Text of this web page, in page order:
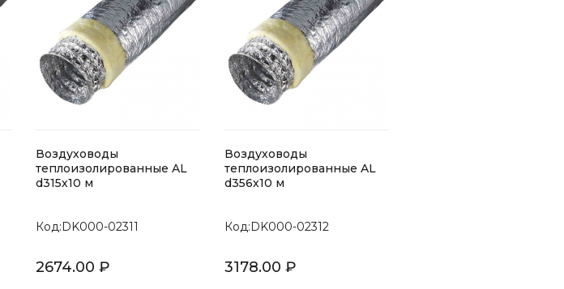
Воздуховоды
теплоизолированные AL
d315х10 м
Код:DK000-02311
2674.00 ₽
Воздуховоды
теплоизолированные AL
d356х10 м
Код:DK000-02312
3178.00 ₽